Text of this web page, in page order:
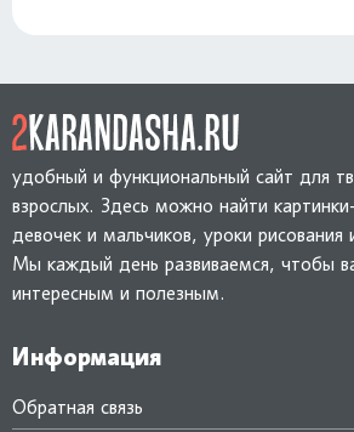
удобный и функциональный сайт для
взрослых. Здесь можно найти
девочек и мальчиков, уроки рисования
Мы каждый день развиваемся, чтобы
интересным и полезным.
Информация
Обратная связь